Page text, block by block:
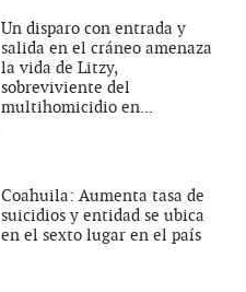
Un disparo con entrada y
salida en el cráneo amenaza
la vida de Litzy,
sobreviviente del
multihomicidio en...
Coahuila: Aumenta tasa de
suicidios y entidad se ubica
en el sexto lugar en el país